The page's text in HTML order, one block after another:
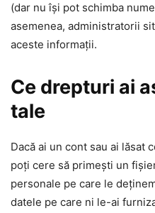
(dar nu își pot schimba
asemenea, administratorii
aceste informații.
Ce drepturi ai
tale
Dacă ai un cont sau ai lăsat
poți cere să primești un
personale pe care le
datele pe care ni le-ai